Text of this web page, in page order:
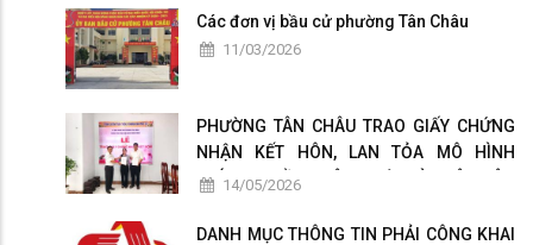
Các đơn vị bầu cử phường Tân Châu
11/03/2026
PHƯỜNG TÂN CHÂU TRAO GIẤY CHỨNG
NHẬN KẾT HÔN, LAN TỎA MÔ HÌNH
CHÍNH QUYỀN THÂN THIỆN VÌ NHÂN DÂN
14/05/2026
DANH MỤC THÔNG TIN PHẢI CÔNG KHAI